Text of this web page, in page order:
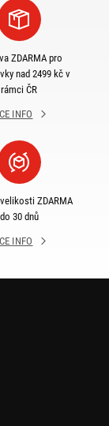
ZDARMA pro
nad 2499 kč v
rámci ČR
INFO
ZDARMA
do 30 dnů
INFO